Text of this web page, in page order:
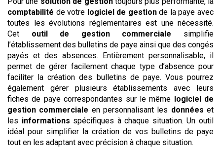
comptabilité de votre logiciel de gestionde la paye avec
toutes les évolutions réglementaires est une nécessité.
Cet outil de gestion commerciale simplifie
l’établissement des bulletins de paye ainsi que des congés
payés et des absences. Entièrement personnalisable, il
permet de gérer facilement chaque type d’absence pour
faciliter la création des bulletins de paye. Vous pourrez
également gérer plusieurs établissements avec leurs
fiches de paye correspondantes sur le même
logiciel de
gestion commerciale en personnalisant les données et
les informations spécifiques à chaque situation. Un outil
idéal pour simplifier la création de vos bulletins de paye
tout en les adaptant avec précision à chaque situation.